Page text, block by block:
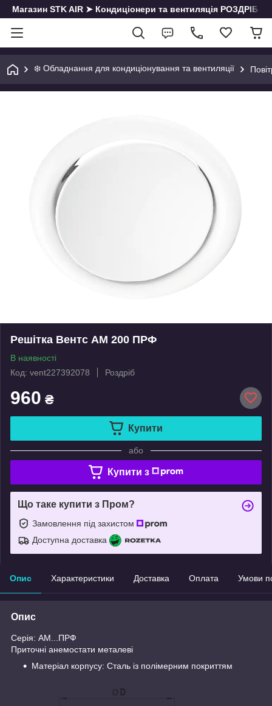
Магазин STK AIR ➤ Кондиціонери та вентиляція РОЗДРІБ
❄️ Обладнання для кондиціонування та вентиляції
Решітка Вентс АМ 200 ПРФ
В наявності
Код: vent227392078
Роздріб
960 ₴
Купити
або
Купити з
Що таке купити з Пром?
Замовлення під захистом
Доступна доставка
Опис Характеристики Доставка Оплата Умови
Опис
Серія: АM...ПРФ
Приточні анемостати металеві
Матеріал корпусу: Сталь із полімерним покриттям